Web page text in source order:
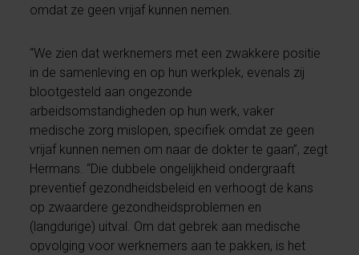
omdat ze geen vrijaf kunnen nemen.
“We zien dat werknemers met een zwakkere positie
in de samenleving en op hun werkplek, evenals zij
blootgesteld aan ongezonde
arbeidsomstandigheden op hun werk, vaker
medische zorg mislopen, specifiek omdat ze geen
vrijaf kunnen nemen om naar de dokter te gaan”, zegt
Hermans. “Die dubbele ongelijkheid ondergraaft
preventief gezondheidsbeleid en verhoogt de kans
op zwaardere gezondheidsproblemen en
(langdurige) uitval. Om dat gebrek aan medische
opvolging voor werknemers aan te pakken, is het